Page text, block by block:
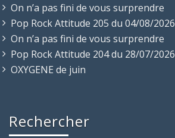
On n’a pas fini de vous surprendre
Pop Rock Attitude 205 du 04/08/2026
On n’a pas fini de vous surprendre
Pop Rock Attitude 204 du 28/07/2026
OXYGENE de juin
Rechercher